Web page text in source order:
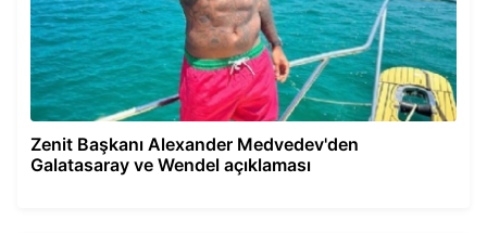
Zenit Başkanı Alexander Medvedev'den
Galatasaray ve Wendel açıklaması